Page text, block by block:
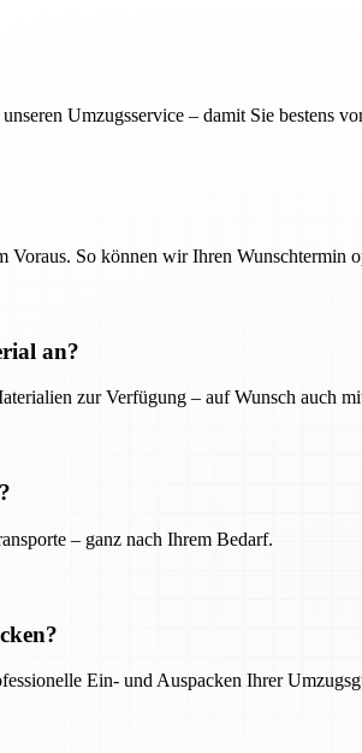
Umzugsservice – damit Sie bestens
So können wir Ihren Wunschtermin
an?
zur Verfügung – auf Wunsch auch
– ganz nach Ihrem Bedarf.
Ein- und Auspacken Ihrer